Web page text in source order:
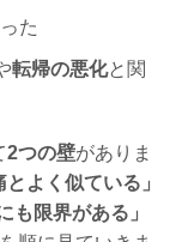
た
転帰の悪化と関
2つの壁がありま
よく似ている」
も限界がある」